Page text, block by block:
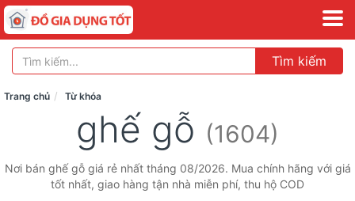
Tìm kiếm
Trang chủ Từ khóa
ghế gỗ (1604)
Nơi bán ghế gỗ giá rẻ nhất tháng 08/2026. Mua chính hãng với giá
tốt nhất, giao hàng tận nhà miễn phí, thu hộ COD